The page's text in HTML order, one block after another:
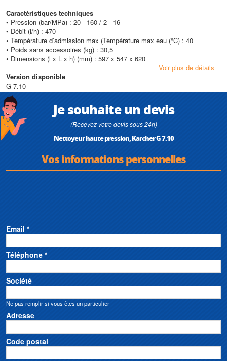
Caractéristiques techniques
• Pression (bar/MPa) : 20 - 160 / 2 - 16
• Débit (l/h) : 470
• Température d’admission max (Température max eau (°C) : 40
• Poids sans accessoires (kg) : 30,5
• Dimensions (l x L x h) (mm) : 597 x 547 x 620
Voir plus de détails
Version disponible
G 7.10
Je souhaite un devis
(Recevez votre devis sous 24h)
Nettoyeur haute pression, Karcher G 7.10
Vos informations personnelles
Email *
Téléphone *
Société
Ne pas remplir si vous êtes un particulier
Adresse
Code postal